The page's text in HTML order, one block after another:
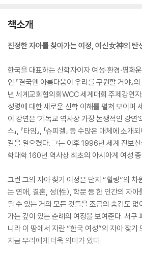
책소개
진정한 자아를 찾아가는 여정, 여신女神의 탄
한국을 대표하는 신학자이자 여성·환경·평화
인 『결국엔 아름다움이 우리를 구원할 거야』
년 세계교회협의회WCC 세계대회 주제강연자
성령에 대한 새로운 신학 이해를 펼쳐 보이며
이 강연은 ‘기독교 역사상 가장 논쟁적인 강연’
스」, 『타임』, 「슈피겔」 등 수많은 매체에 소
길을 일으켰다. 그는 이후 1996년 세계 진보
학대학 160년 역사상 최초의 아시아계 여성
그런 그의 자아 찾기 여정은 단지 “힐링”의 차
는 연애, 결혼, 성(性), 학문 등 한 인간의 자아
될 수 있는 거의 모든 것들을 조금의 숨김도
가는 깊이 있는 순례의 여정을 보여준다. 서구
니라 이 땅에서 자란 “한국 여성”의 자아 찾기
지금 우리에게 더욱 의미가 있다.